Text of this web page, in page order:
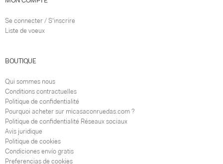
Se connecter / S'inscrire
Liste de voeux
BOUTIQUE
Qui sommes nous
Conditions contractuelles
Politique de confidentialité
Pourquoi acheter sur micasaconruedas.com ?
Politique de confidentialité Réseaux sociaux
Avis juridique
Politique de cookies
Condiciones envío gratis
Preferencias de cookies